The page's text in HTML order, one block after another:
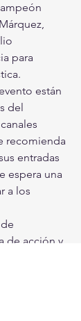
para
están
del
recomienda
entradas
espera una
a los
de acción y